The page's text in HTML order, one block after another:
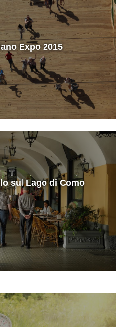
Expo 2015
sul Lago di Como